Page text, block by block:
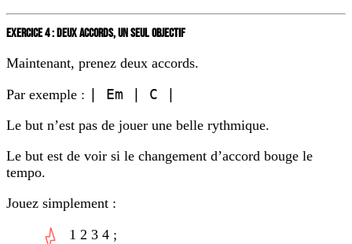
EXERCICE 4 : DEUX ACCORDS, UN SEUL OBJECTIF
Maintenant, prenez deux accords.
Par exemple : | Em | C |
Le but n’est pas de jouer une belle rythmique.
Le but est de voir si le changement d’accord bouge le
tempo.
Jouez simplement :
1 2 3 4 ;